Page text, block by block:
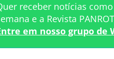
receber notícias
e a Revista
em nosso grupo de